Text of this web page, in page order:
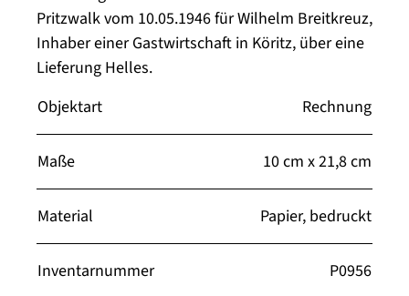
Pritzwalk vom 10.05.1946 für Wilhelm Breitkreuz,
Inhaber einer Gastwirtschaft in Köritz, über eine
Lieferung Helles.
Objektart
Rechnung
Maße 10 cm x 21,8 cm
Material Papier, bedruckt
Inventarnummer P0956